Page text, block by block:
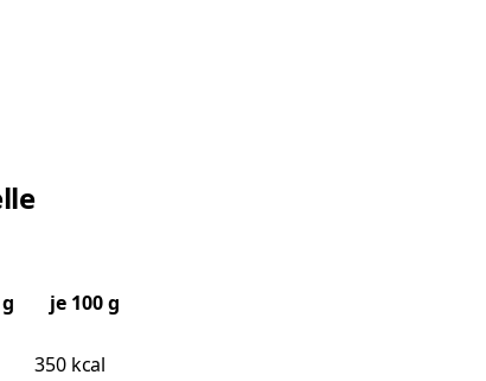
je 100 g
350 kcal